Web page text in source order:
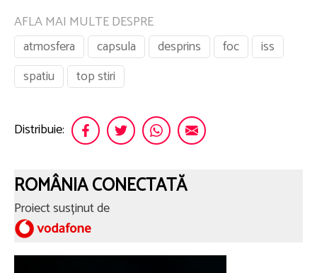
AFLA MAI MULTE DESPRE
atmosfera
capsula desprins foc
iss
spatiu
top stiri
Distribuie:
ROMÂNIA CONECTATĂ
Proiect susținut de